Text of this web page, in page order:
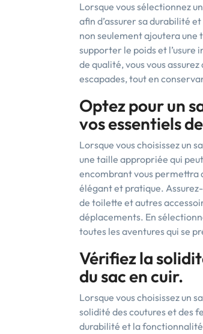
Lorsque vous sélectionnez
afin d’assurer sa durabilité
non seulement ajoutera une
supporter le poids et l’usure
de qualité, vous vous
escapades, tout en
Optez pour un
vos essentiels
Lorsque vous choisissez un
une taille appropriée qui
encombrant vous permettra
élégant et pratique.
de toilette et autres
déplacements. En
toutes les aventures qui se
Vérifiez la
du sac en cuir.
Lorsque vous choisissez un
solidité des coutures et des
durabilité et la fonctionnalité